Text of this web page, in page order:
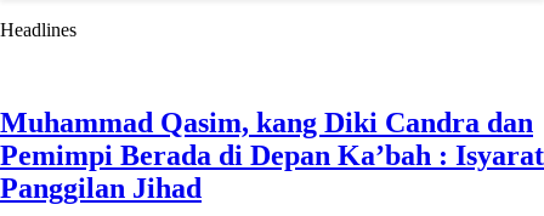
Headlines
Muhammad Qasim, kang Diki Candra dan
Pemimpi Berada di Depan Ka’bah : Isyarat
Panggilan Jihad